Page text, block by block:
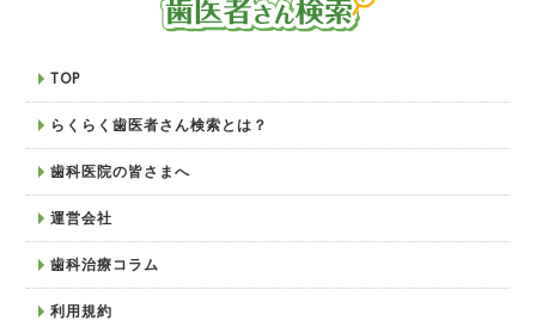
TOP
らくらく歯医者さん検索とは？
歯科医院の皆さまへ
運営会社
歯科治療コラム
利用規約